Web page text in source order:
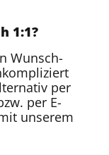
1:1?
Wunsch-
per
per E-
unserem